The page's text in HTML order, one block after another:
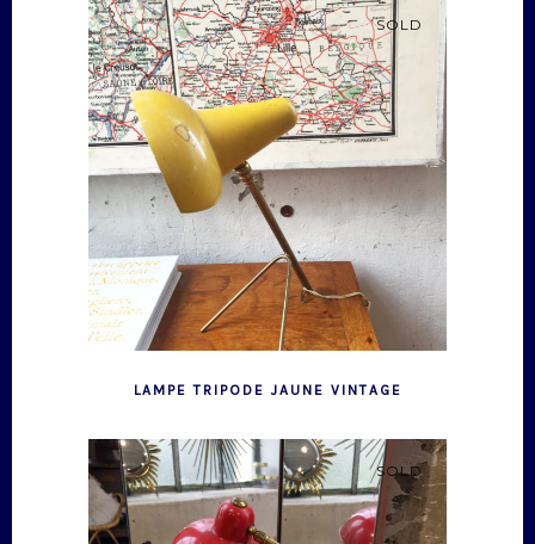
SOLD
LAMPE TRIPODE JAUNE VINTAGE
SOLD